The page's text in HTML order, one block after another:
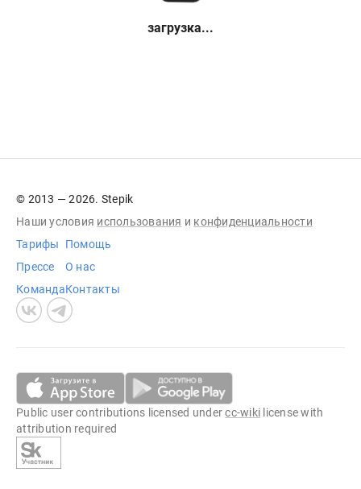
загрузка...
© 2013 — 2026. Stepik
Наши условия использования и конфиденциальности
Тарифы
Прессе
Команда
Помощь
О нас
Контакты
Public user contributions licensed undercc-wiki license with
attribution required